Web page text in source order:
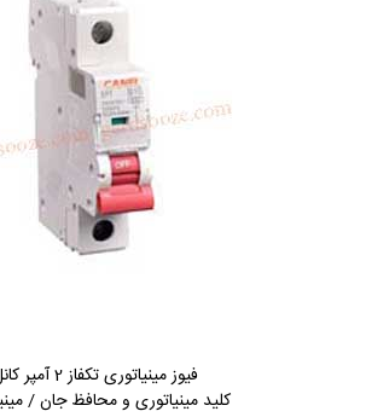
فیوز مینیاتوری تکفاز 2 آمپر کانل
کلید مینیاتوری و محافظ جان /